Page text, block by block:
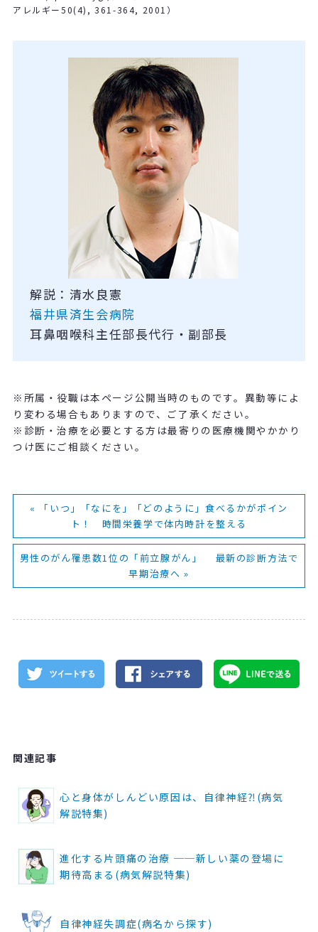
アレルギー50(4), 361-364, 2001）
解説：清水良憲
福井県済生会病院
耳鼻咽喉科主任部長代行・副部長
※所属・役職は本ページ公開当時のものです。異動等によ
り変わる場合もありますので、ご了承ください。
※診断・治療を必要とする方は最寄りの医療機関やかかり
つけ医にご相談ください。
« 「いつ」「なにを」「どのように」食べるかがポイン
ト！ 時間栄養学で体内時計を整える
男性のがん罹患数1位の「前立腺がん」 最新の診断方法で
早期治療へ »
関連記事
心と身体がしんどい原因は、自律神経⁈(病気
解説特集)
進化する片頭痛の治療 ──新しい薬の登場に
期待高まる(病気解説特集)
自律神経失調症(病名から探す)